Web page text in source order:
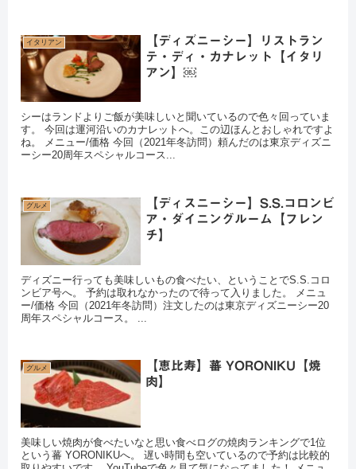
イタリアン
【ディズニーシー】リストラン
テ・ディ・カナレット【イタリ
アン】￼
シーはランドよりご飯が美味しいと聞いているので色々回っていま
す。 今回は運河沿いのカナレットへ。この辺ほんとおしゃれですよ
ね。 メニュー/価格 今回（2021年冬訪問）頼んだのは東京ディズニ
ーシー20周年スペシャルコース...
グルメ
【ディスニーシー】S.S.コロンビ
ア・ダイニングルーム【フレン
チ】
ディズニー行っても美味しいもの食べたい、ということでS.S.コロ
ンビア号へ。 予約は取れなかったので待って入りました。 メニュ
ー/価格 今回（2021年冬訪問）注文したのは東京ディズニーシー20
周年スペシャルコース。 ...
グルメ
【恵比寿】蕃 YORONIKU【焼
肉】
美味しい焼肉が食べたいなと思い食べログの焼肉ランキングで1位
という蕃 YORONIKUへ。 遅い時間も空いているので予約は比較的